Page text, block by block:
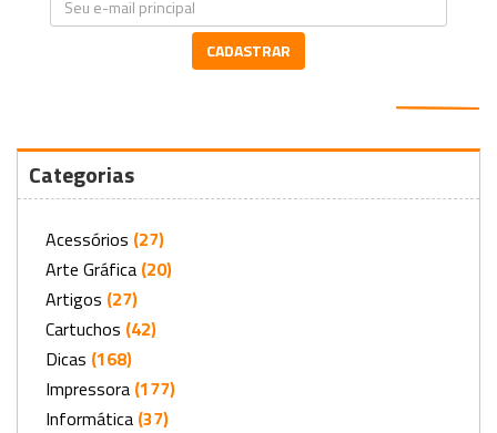
CADASTRAR
Categorias
Acessórios (27)
Arte Gráfica (20)
Artigos (27)
Cartuchos (42)
Dicas (168)
Impressora (177)
Informática (37)